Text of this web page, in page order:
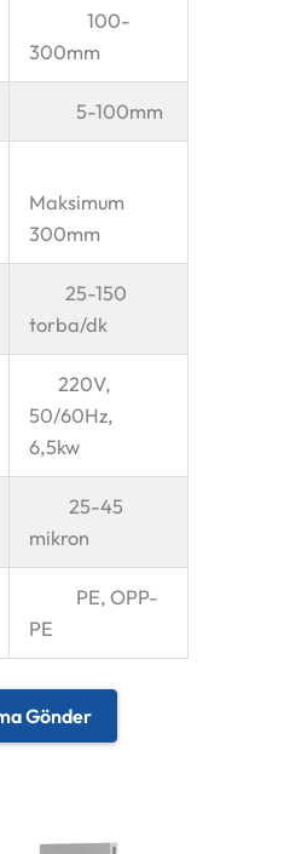
100-
300mm
5-100mm
Maksimum
300mm
25-150
torba/dk
220V,
50/60Hz,
6,5kw
25-45
mikron
PE, OPP-
PE
Gönder